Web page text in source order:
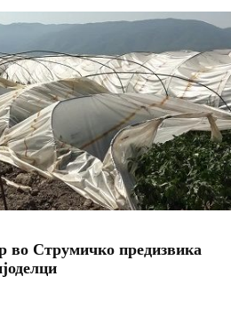
во Струмичко предизвика